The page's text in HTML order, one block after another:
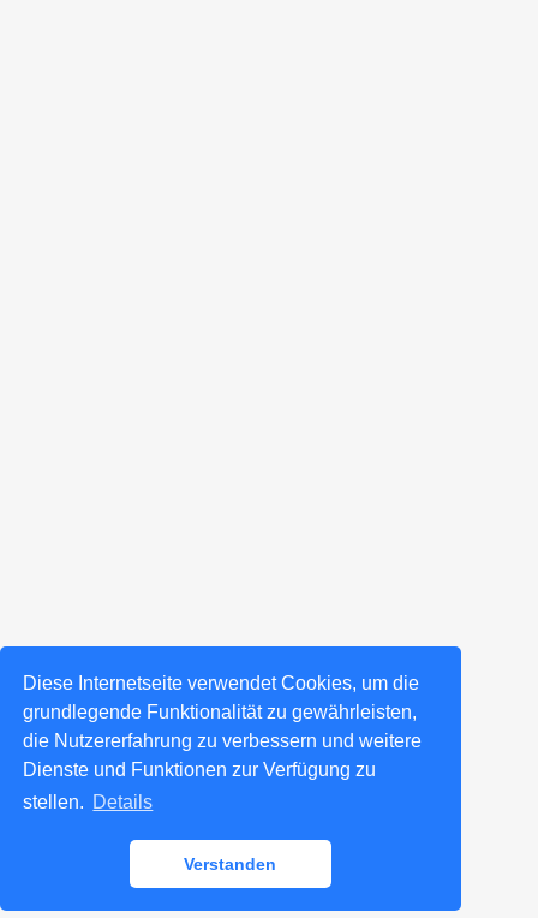
Diese Internetseite verwendet Cookies, um die
grundlegende Funktionalität zu gewährleisten,
die Nutzererfahrung zu verbessern und weitere
Dienste und Funktionen zur Verfügung zu
stellen. Details
Verstanden